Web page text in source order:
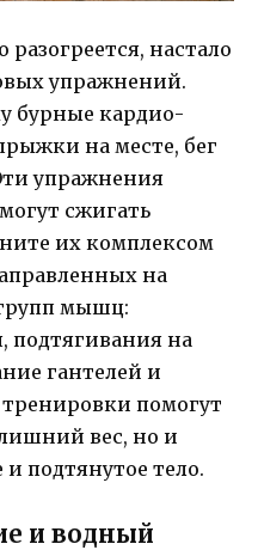
настало
упражнений.
бурные кардио-
на месте, бег
упражнения
сжигать
их комплексом
на
мышц:
подтягивания на
гантелей и
помогут
вес, но и
подтянутое тело.
и водный